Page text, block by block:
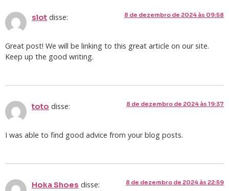
slot disse: 8 de dezembro de 2024 às 09:58
Great post! We will be linking to this great article on our site.
Keep up the good writing.
toto disse: 8 de dezembro de 2024 às 19:37
I was able to find good advice from your blog posts.
Hoka Shoes disse: 8 de dezembro de 2024 às 22:59